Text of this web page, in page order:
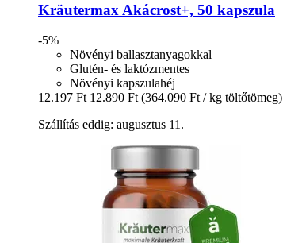
Kräutermax Akácrost+, 50 kapszula
-5%
Növényi ballasztanyagokkal
Glutén- és laktózmentes
Növényi kapszulahéj
12.197 Ft 12.890 Ft (364.090 Ft / kg töltőtömeg)
Szállítás eddig: augusztus 11.